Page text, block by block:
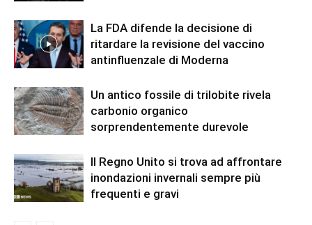
La FDA difende la decisione di
ritardare la revisione del vaccino
antinfluenzale di Moderna
Un antico fossile di trilobite rivela
carbonio organico
sorprendentemente durevole
Il Regno Unito si trova ad affrontare
inondazioni invernali sempre più
frequenti e gravi